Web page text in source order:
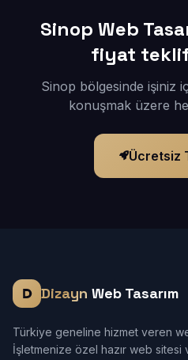
Sinop Web
fiyat
Sinop bölgesinde işiniz
konuşmak üzere
Ücretsiz
Dizayn Web Tasarım
Türkiye geneline hizmet veren
İşletmenize özel hazır web sitesi